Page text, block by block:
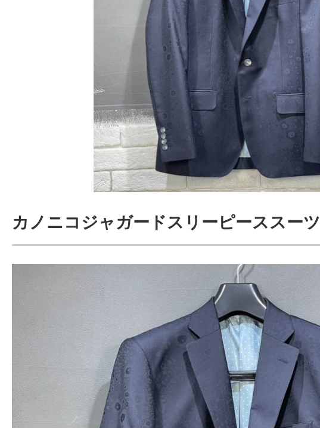
カノニコジャガードスリーピーススーツ